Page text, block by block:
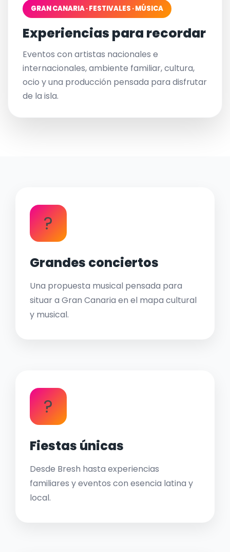
GRAN CANARIA · FESTIVALES · MÚSICA
Experiencias para recordar
Eventos con artistas nacionales e
internacionales, ambiente familiar, cultura,
ocio y una producción pensada para disfrutar
de la isla.
?
Grandes conciertos
Una propuesta musical pensada para
situar a Gran Canaria en el mapa cultural
y musical.
?
Fiestas únicas
Desde Bresh hasta experiencias
familiares y eventos con esencia latina y
local.